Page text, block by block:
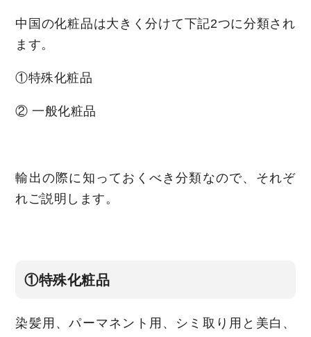
中国の化粧品は大きく分けて下記2つに分類され
ます。
①特殊化粧品
② 一般化粧品
輸出の際に知っておくべき分類なので、それぞ
れご説明します。
①特殊化粧品
染髪用、パーマネント用、シミ取り用と美白、